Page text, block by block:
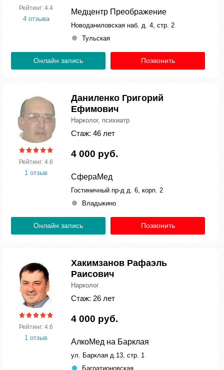
Рейтинг: 4.4
4 отзыва
Медцентр Преображение
Новоданиловская наб. д. 4, стр. 2
Тульская
Онлайн запись Позвонить
Рейтинг: 4.6
1 отзыв
Даниленко Григорий
Ефимович
Нарколог, психиатр
Стаж: 46 лет
4 000 руб.
СфераМед
Гостиничный пр-д д. 6, корп. 2
Владыкино
Онлайн запись Позвонить
Рейтинг: 4.6
1 отзыв
Хакимзанов Рафаэль
Раисович
Нарколог
Стаж: 26 лет
4 000 руб.
АлкоМед на Барклая
ул. Барклая д.13, стр. 1
Багратионовская